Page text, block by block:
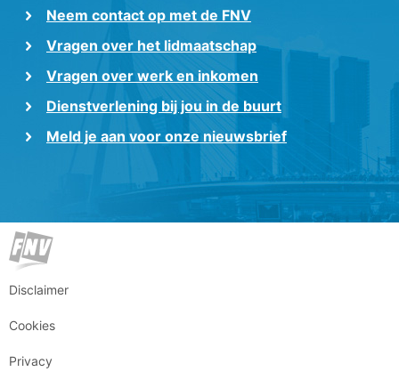
Neem contact op met de FNV
Vragen over het lidmaatschap
Vragen over werk en inkomen
Dienstverlening bij jou in de buurt
Meld je aan voor onze nieuwsbrief
Disclaimer
Cookies
Privacy